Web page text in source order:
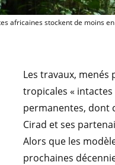
africaines stockent de moins
Les travaux,
tropicales « intactes
permanentes, dont
Cirad et ses
Alors que les
prochaines